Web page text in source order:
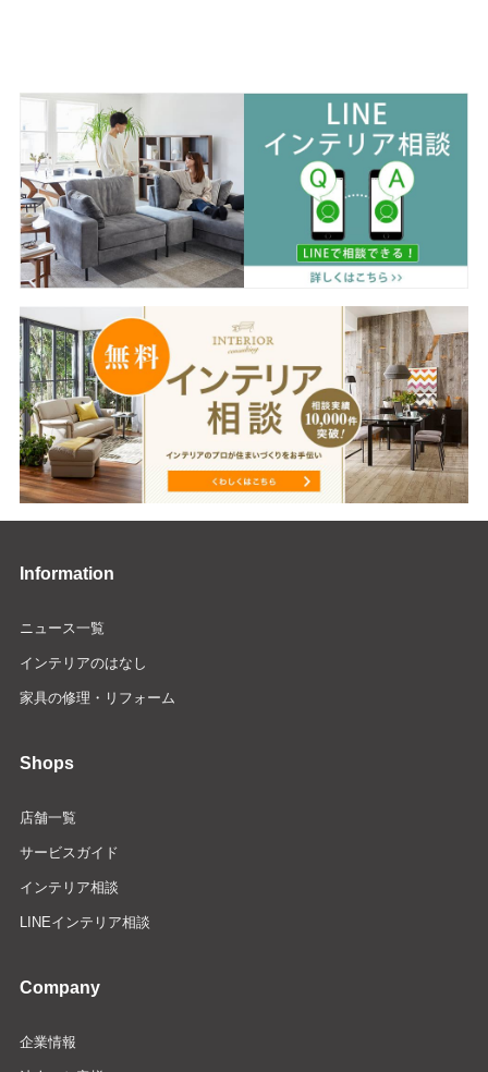
Information
ニュース一覧
インテリアのはなし
家具の修理・リフォーム
Shops
店舗一覧
サービスガイド
インテリア相談
LINEインテリア相談
Company
企業情報